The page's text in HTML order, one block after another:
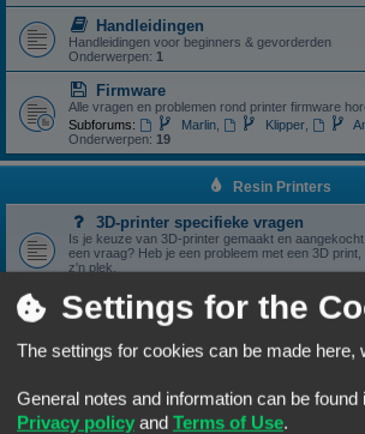
Handleidingen
Handleidingen voor beginners & gevorderden
Onderwerpen: 1
Firmware
Alle vragen en problemen rond printer firmware
Subforums:
Marlin Klipper
Onderwerpen: 19
Resin Printers
3D-printer specifieke vragen
Is je keuze van 3D-printer gemaakt en
een vraag? Heb je een probleem met een 3D
z'n plek.
3D print resultaten
Onderwerpen:6
Heb je een vraag omtrent je slicer software, we
Onderwerpen:5
Settings for the
The settings for cookies can be made here,
General notes and information can be found
Privacy policy and Terms of Use.